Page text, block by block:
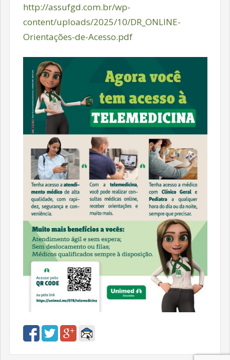
http://assufgd.com.br/wp-
content/uploads/2025/10/DR_ONLINE-
Orientações-de-Acesso.pdf